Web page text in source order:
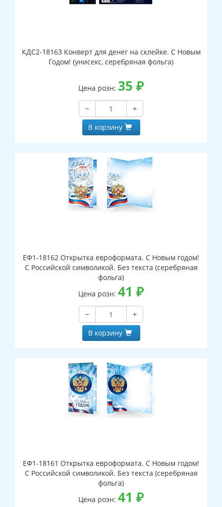
КДС2-18163 Конверт для денег на склейке. С Новым
Годом! (унисекс, серебряная фольга)
Цена розн: 35 ₽
−
+
В корзину
ЕФ1-18162 Открытка евроформата. С Новым годом!
С Российской символикой. Без текста (серебряная
фольга)
Цена розн: 41 ₽
−
+
В корзину
ЕФ1-18161 Открытка евроформата. С Новым годом!
С Российской символикой. Без текста (серебряная
фольга)
Цена розн: 41 ₽